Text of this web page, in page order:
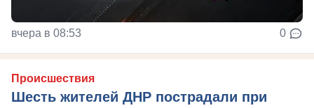
вчера в 08:53 0
Происшествия
Шесть жителей ДНР пострадали при